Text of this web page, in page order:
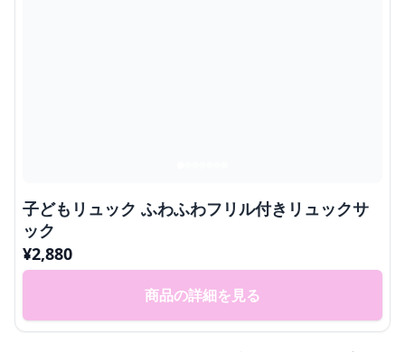
子どもリュック ふわふわフリル付きリュックサ
ック
¥2,880
商品の詳細を見る